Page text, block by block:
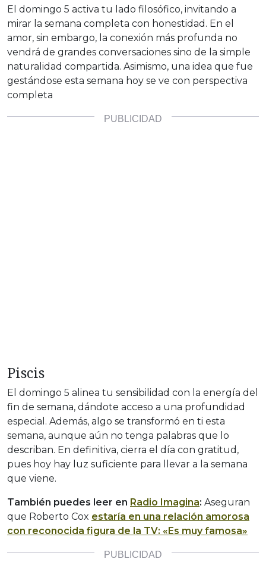
El domingo 5 activa tu lado filosófico, invitando a
mirar la semana completa con honestidad. En el
amor, sin embargo, la conexión más profunda no
vendrá de grandes conversaciones sino de la simple
naturalidad compartida. Asimismo, una idea que fue
gestándose esta semana hoy se ve con perspectiva
completa
Piscis
El domingo 5 alinea tu sensibilidad con la energía del
fin de semana, dándote acceso a una profundidad
especial. Además, algo se transformó en ti esta
semana, aunque aún no tenga palabras que lo
describan. En definitiva, cierra el día con gratitud,
pues hoy hay luz suficiente para llevar a la semana
que viene.
También puedes leer en Radio Imagina: Aseguran
que Roberto Cox estaría en una relación amorosa
con reconocida figura de la TV: «Es muy famosa»